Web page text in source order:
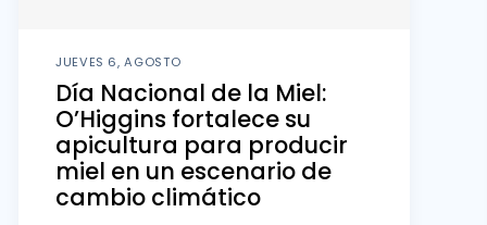
JUEVES 6, AGOSTO
Día Nacional de la Miel:
O’Higgins fortalece su
apicultura para producir
miel en un escenario de
cambio climático